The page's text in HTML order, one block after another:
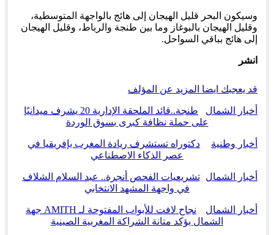
وسيكون البحر قليل الهيجان إلى هائج بالواجهة المتوسطية،
وقليل الهيجان بالبوغاز وما بين طنجة والرباط، وقليل الهيجان
إلى هائج بباقي السواحل.
انشر
قد يعجبك ايضا المزيد عن المؤلف
أخبار الشمال
طنجة..قائد الملحقة الإدارية 20 يشرف ميدانيًا
على حملة نظافة كبرى بسوق الوردة
أخبار وطنية
دكتوراه تستشرف ريادة المغرب بإفريقيا في
عصر الذكاء الاصطناعي
أخبار الشمال
تشريعيات الفحص أنجرة.. عبد السلام الشلاف
في واجهة المشهد الانتخابي
أخبار الشمال
نجاح لافت للأبواب المفتوحة لـ AMITH جهة
الشمال يؤكد متانة الشراكة المغربية الصينية